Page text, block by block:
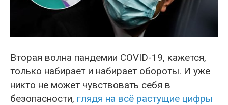
Вторая волна пандемии COVID-19, кажется,
только набирает и набирает обороты. И уже
никто не может чувствовать себя в
безопасности, глядя на всё растущие цифры